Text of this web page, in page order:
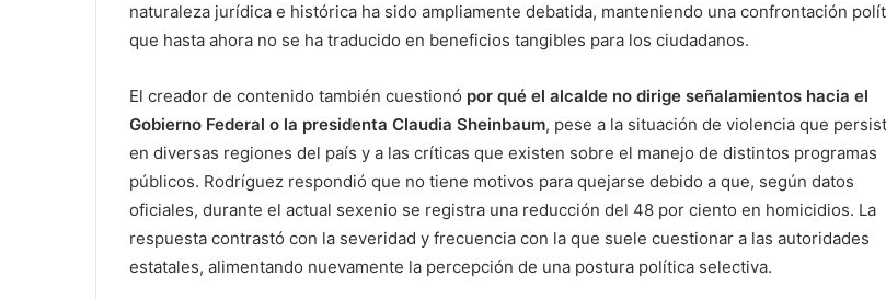
naturaleza jurídica e histórica ha sido ampliamente debatida, manteniendo una confrontación
que hasta ahora no se ha traducido en beneficios tangibles para los ciudadanos.
El creador de contenido también cuestionó por qué el alcalde no dirige señalamientos hacia el
Gobierno Federal o la presidenta Claudia Sheinbaum, pese a la situación de violencia que
en diversas regiones del país y a las críticas que existen sobre el manejo de distintos programas
públicos. Rodríguez respondió que no tiene motivos para quejarse debido a que, según datos
oficiales, durante el actual sexenio se registra una reducción del 48 por ciento en homicidios. La
respuesta contrastó con la severidad y frecuencia con la que suele cuestionar a las autoridades
estatales, alimentando nuevamente la percepción de una postura política selectiva.